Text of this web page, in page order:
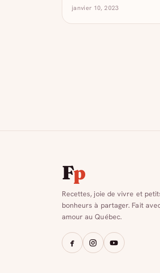
janvier 10, 2023
Fp
Recettes, joie de vivre et
bonheurs à partager. Fait
amour au Québec.